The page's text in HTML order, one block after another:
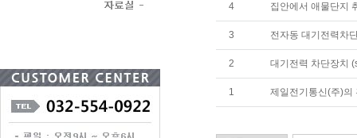
4 집안에서 애물단지
3 전자동 대기전력차
2 대기전력 차단장치
1 제일전기통신(주)의